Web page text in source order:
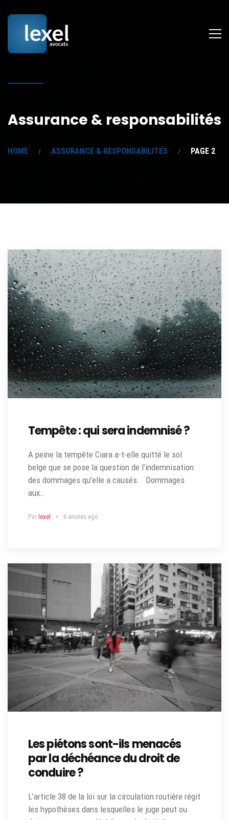
Assurance & responsabilités
HOME ASSURANCE & RESPONSABILITÉS PAGE 2
Tempête : qui sera indemnisé ?
A peine la tempête Ciara a-t-elle quitté le sol
belge que se pose la question de l’indemnisation
des dommages qu’elle a causés. Dommages
aux…
Par lexel 6 années ago
Les piétons sont-ils menacés
par la déchéance du droit de
conduire ?
L’article 38 de la loi sur la circulation routière régit
les hypothèses dans lesquelles le juge peut ou